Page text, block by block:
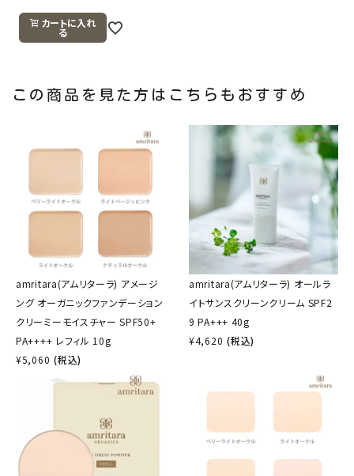
カートに入れ
る
この商品を見た方はこちらもおすすめ
amritara(アムリターラ) アメージ
ング オーガニックファンデーション
クリーミーモイスチャー SPF50+
PA++++ レフィル 10g
¥5,060 (税込)
amritara(アムリターラ) オールラ
イトサンスクリーンクリーム SPF2
9 PA+++ 40g
¥4,620 (税込)